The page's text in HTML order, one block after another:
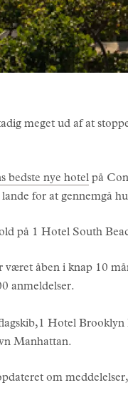
meget ud af at
bedste nye hotel på
for at gennemgå
på 1 Hotel South
åben i knap 10
anmeldelser.
Hotel
Manhattan.
om